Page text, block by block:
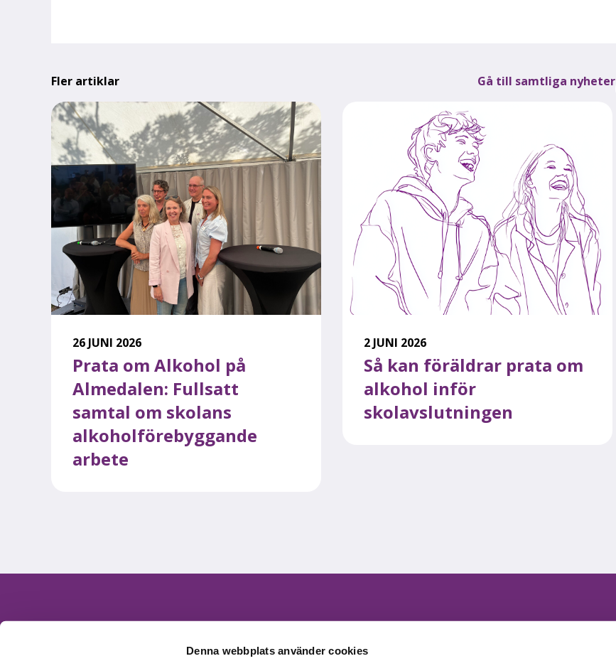
Denna webbplats använder cookies
Fler artiklar Gå till samtliga nyheter
26 JUNI 2026
Prata om Alkohol på
Almedalen: Fullsatt
samtal om skolans
alkoholförebyggande
arbete
2 JUNI 2026
Så kan föräldrar prata om
alkohol inför
skolavslutningen